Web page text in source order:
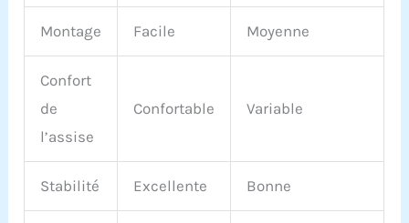
Montage Facile Moyenne
Confort
de
l’assise
Confortable Variable
Stabilité Excellente Bonne